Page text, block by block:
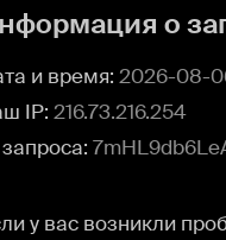
о
и время: 2026-08-
IP: 216.73.216.254
у вас возникли